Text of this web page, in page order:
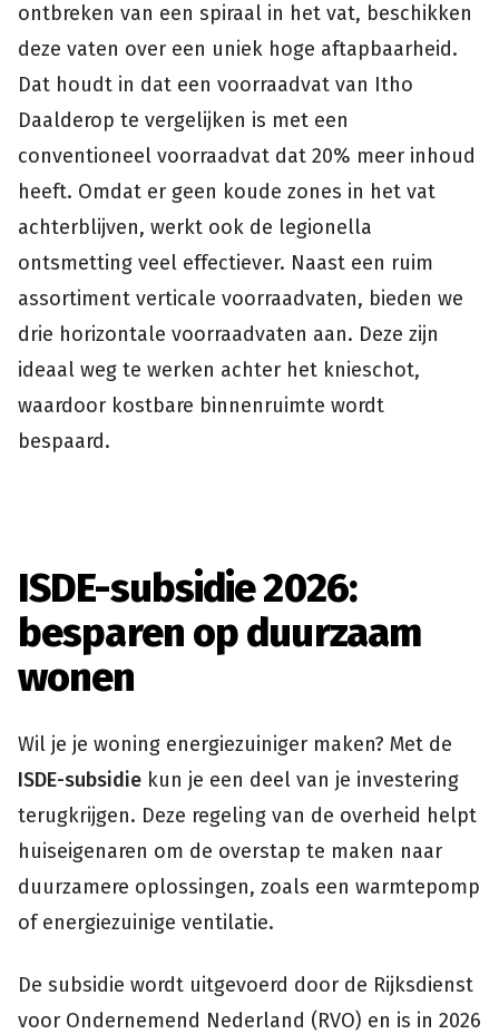
ontbreken van een spiraal in het vat, beschikken
deze vaten over een uniek hoge aftapbaarheid.
Dat houdt in dat een voorraadvat van Itho
Daalderop te vergelijken is met een
conventioneel voorraadvat dat 20% meer inhoud
heeft. Omdat er geen koude zones in het vat
achterblijven, werkt ook de legionella
ontsmetting veel effectiever. Naast een ruim
assortiment verticale voorraadvaten, bieden we
drie horizontale voorraadvaten aan. Deze zijn
ideaal weg te werken achter het knieschot,
waardoor kostbare binnenruimte wordt
bespaard.
ISDE-subsidie 2026:
besparen op duurzaam
wonen
Wil je je woning energiezuiniger maken? Met de
ISDE-subsidie kun je een deel van je investering
terugkrijgen. Deze regeling van de overheid helpt
huiseigenaren om de overstap te maken naar
duurzamere oplossingen, zoals een warmtepomp
of energiezuinige ventilatie.
De subsidie wordt uitgevoerd door de Rijksdienst
voor Ondernemend Nederland (RVO) en is in 2026